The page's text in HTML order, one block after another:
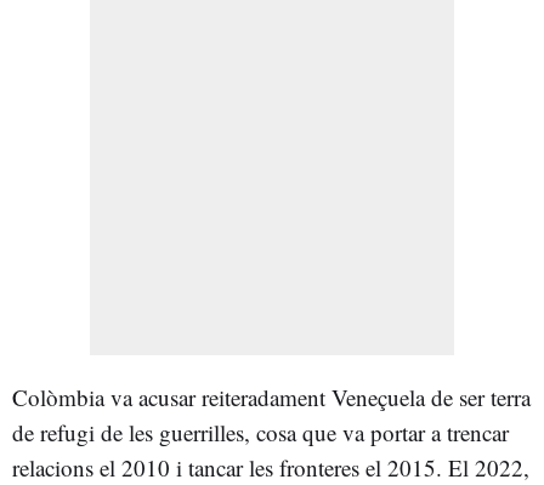
Colòmbia va acusar reiteradament Veneçuela de ser terra
de refugi de les guerrilles, cosa que va portar a trencar
relacions el 2010 i tancar les fronteres el 2015. El 2022,